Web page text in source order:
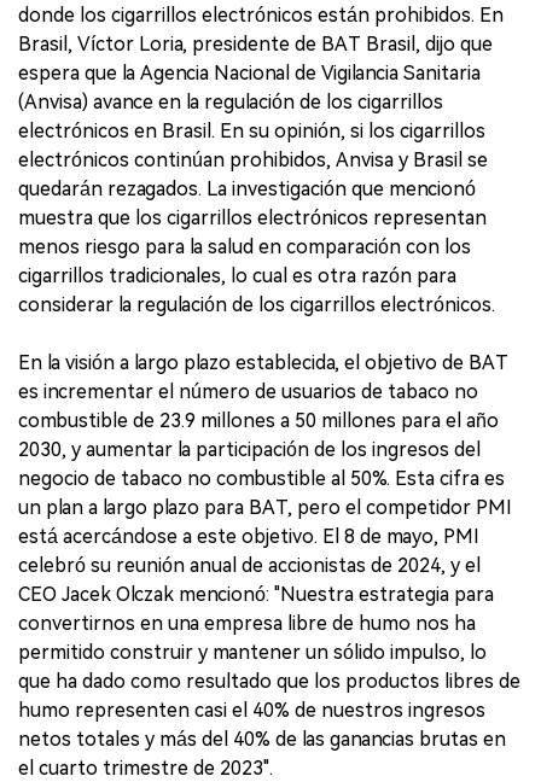
donde los cigarrillos electrónicos están prohibidos. En
Brasil, Víctor Loria, presidente de BAT Brasil, dijo que
espera que la Agencia Nacional de Vigilancia Sanitaria
(Anvisa) avance en la regulación de los cigarrillos
electrónicos en Brasil. En su opinión, si los cigarrillos
electrónicos continúan prohibidos, Anvisa y Brasil se
quedarán rezagados. La investigación que mencionó
muestra que los cigarrillos electrónicos representan
menos riesgo para la salud en comparación con los
cigarrillos tradicionales, lo cual es otra razón para
considerar la regulación de los cigarrillos electrónicos.
En la visión a largo plazo establecida, el objetivo de BAT
es incrementar el número de usuarios de tabaco no
combustible de 23.9 millones a 50 millones para el año
2030, y aumentar la participación de los ingresos del
negocio de tabaco no combustible al 50%. Esta cifra es
un plan a largo plazo para BAT, pero el competidor PMI
está acercándose a este objetivo. El 8 de mayo, PMI
celebró su reunión anual de accionistas de 2024, y el
CEO Jacek Olczak mencionó: "Nuestra estrategia para
convertirnos en una empresa libre de humo nos ha
permitido construir y mantener un sólido impulso, lo
que ha dado como resultado que los productos libres de
humo representen casi el 40% de nuestros ingresos
netos totales y más del 40% de las ganancias brutas en
el cuarto trimestre de 2023".